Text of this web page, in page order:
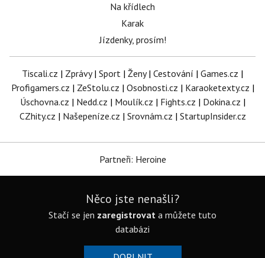
Na křídlech
Karak
Jízdenky, prosím!
Tiscali.cz | Zprávy| Sport | Ženy| Cestování | Games.cz |
Profigamers.cz | ZeStolu.cz | Osobnosti.cz | Karaoketexty.cz |
Úschovna.cz | Nedd.cz | Moulík.cz | Fights.cz | Dokina.cz |
CZhity.cz | Našepeníze.cz | Srovnám.cz | StartupInsider.cz
Partneři: Heroine
Něco jste nenašli?
Stačí se jen zaregistrovat a můžete tuto
databázi